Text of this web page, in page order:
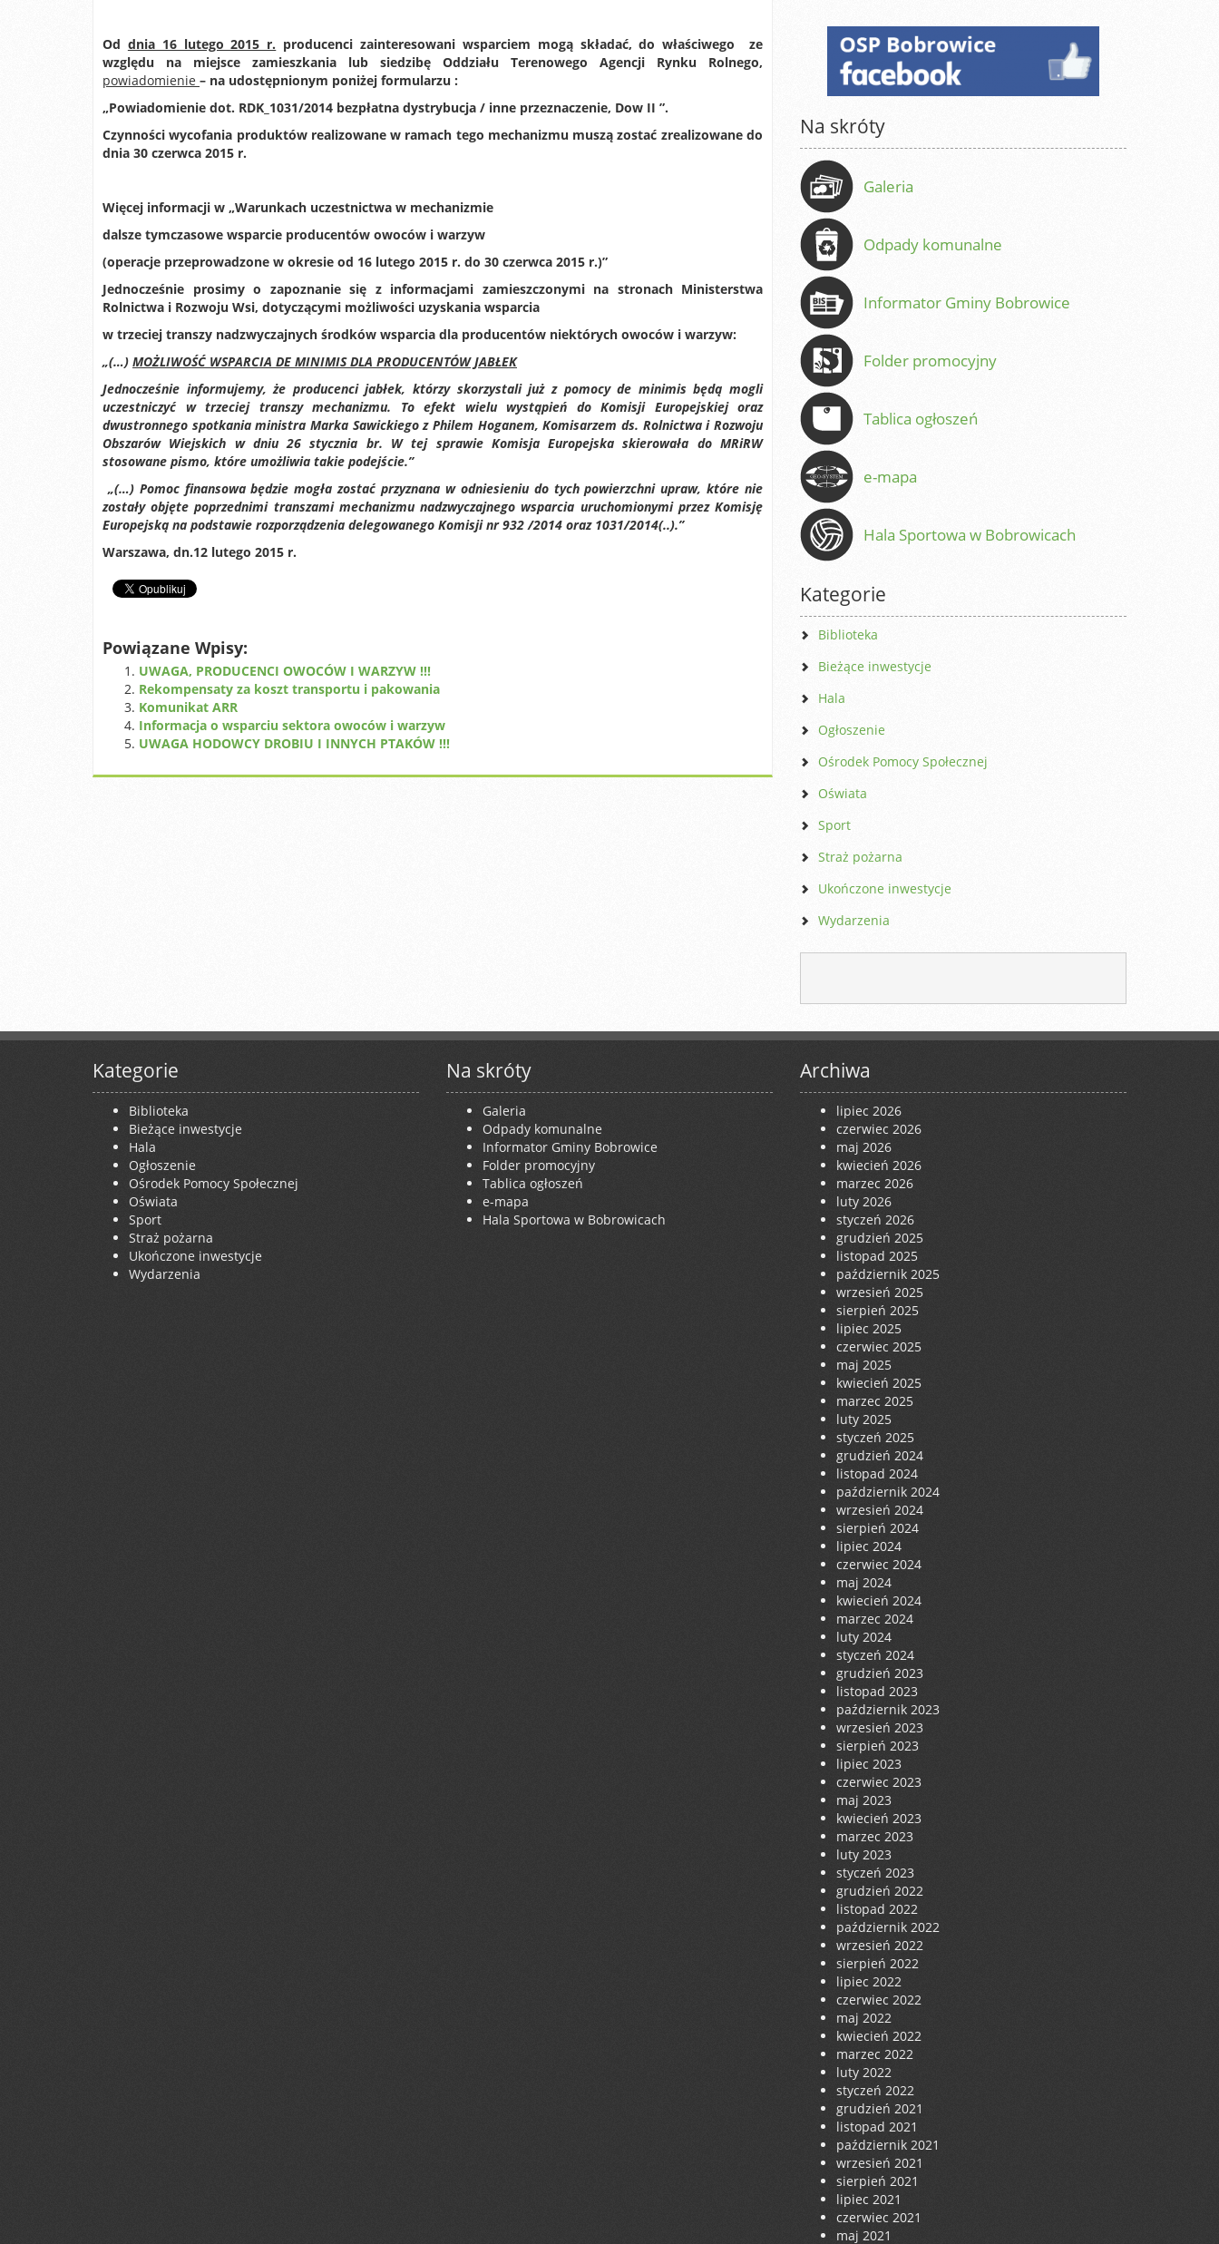
Od dnia 16 lutego 2015 r. producenci zainteresowani wsparciem mogą składać, do właściwego ze
względu na miejsce zamieszkania lub siedzibę Oddziału Terenowego Agencji Rynku Rolnego,
powiadomienie – na udostępnionym poniżej formularzu :
„Powiadomienie dot. RDK_1031/2014 bezpłatna dystrybucja / inne przeznaczenie, Dow II ”.
Czynności wycofania produktów realizowane w ramach tego mechanizmu muszą zostać zrealizowane do
dnia 30 czerwca 2015 r.
Więcej informacji w „Warunkach uczestnictwa w mechanizmie
dalsze tymczasowe wsparcie producentów owoców i warzyw
(operacje przeprowadzone w okresie od 16 lutego 2015 r. do 30 czerwca 2015 r.)”
Jednocześnie prosimy o zapoznanie się z informacjami zamieszczonymi na stronach Ministerstwa
Rolnictwa i Rozwoju Wsi, dotyczącymi możliwości uzyskania wsparcia
w trzeciej transzy nadzwyczajnych środków wsparcia dla producentów niektórych owoców i warzyw:
„(…) MOŻLIWOŚĆ WSPARCIA DE MINIMIS DLA PRODUCENTÓW JABŁEK
Jednocześnie informujemy, że producenci jabłek, którzy skorzystali już z pomocyde minimisbędą mogli
uczestniczyć w trzeciej transzy mechanizmu. To efekt wielu wystąpień do Komisji Europejskiej oraz
dwustronnego spotkania ministra Marka Sawickiego z Philem Hoganem, Komisarzem ds. Rolnictwa i Rozwoju
Obszarów Wiejskich w dniu 26 stycznia br. W tej sprawie Komisja Europejska skierowała do MRiRW
stosowane pismo, które umożliwia takie podejście.”
„(…) Pomoc finansowa będzie mogła zostać przyznana w odniesieniu do tych powierzchni upraw, które nie
zostały objęte poprzednimi transzami mechanizmu nadzwyczajnego wsparcia uruchomionymi przez Komisję
Europejską na podstawie rozporządzenia delegowanego Komisji nr 932 /2014 oraz 1031/2014(..).”
Warszawa, dn.12 lutego 2015 r.
Powiązane Wpisy:
UWAGA, PRODUCENCI OWOCÓW I WARZYW !!!
Rekompensaty za koszt transportu i pakowania
Komunikat ARR
Informacja o wsparciu sektora owoców i warzyw
UWAGA HODOWCY DROBIU I INNYCH PTAKÓW !!!
Na skróty
Galeria
Odpady komunalne
Informator Gminy Bobrowice
Folder promocyjny
Tablica ogłoszeń
e-mapa
Hala Sportowa w Bobrowicach
Kategorie
Biblioteka
Bieżące inwestycje
Hala
Ogłoszenie
Ośrodek Pomocy Społecznej
Oświata
Sport
Straż pożarna
Ukończone inwestycje
Wydarzenia
Kategorie
Biblioteka
Bieżące inwestycje
Hala
Ogłoszenie
Ośrodek Pomocy Społecznej
Oświata
Sport
Straż pożarna
Ukończone inwestycje
Wydarzenia
Na skróty
Galeria
Odpady komunalne
Informator Gminy Bobrowice
Folder promocyjny
Tablica ogłoszeń
e-mapa
Hala Sportowa w Bobrowicach
Archiwa
lipiec 2026
czerwiec 2026
maj 2026
kwiecień 2026
marzec 2026
luty 2026
styczeń 2026
grudzień 2025
listopad 2025
październik 2025
wrzesień 2025
sierpień 2025
lipiec 2025
czerwiec 2025
maj 2025
kwiecień 2025
marzec 2025
luty 2025
styczeń 2025
grudzień 2024
listopad 2024
październik 2024
wrzesień 2024
sierpień 2024
lipiec 2024
czerwiec 2024
maj 2024
kwiecień 2024
marzec 2024
luty 2024
styczeń 2024
grudzień 2023
listopad 2023
październik 2023
wrzesień 2023
sierpień 2023
lipiec 2023
czerwiec 2023
maj 2023
kwiecień 2023
marzec 2023
luty 2023
styczeń 2023
grudzień 2022
listopad 2022
październik 2022
wrzesień 2022
sierpień 2022
lipiec 2022
czerwiec 2022
maj 2022
kwiecień 2022
marzec 2022
luty 2022
styczeń 2022
grudzień 2021
listopad 2021
październik 2021
wrzesień 2021
sierpień 2021
lipiec 2021
czerwiec 2021
maj 2021